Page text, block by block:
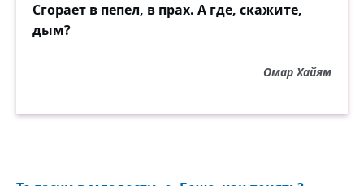
Сгорает в пепел, в прах. А где, скажите,
дым?
Омар Хайям